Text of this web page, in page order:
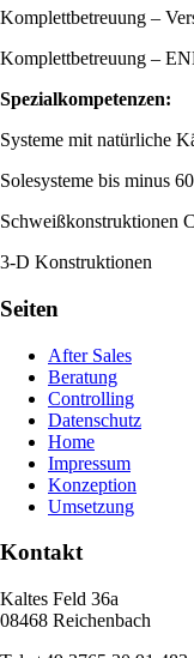
Komplettbetreuung –
Komplettbetreuung –
Spezialkompetenzen:
Systeme mit natürliche
Solesysteme bis minus
Schweißkonstruktionen
3-D Konstruktionen
Seiten
After Sales
Beratung
Controlling
Datenschutz
Home
Impressum
Konzeption
Umsetzung
Kontakt
Kaltes Feld 36a
08468 Reichenbach